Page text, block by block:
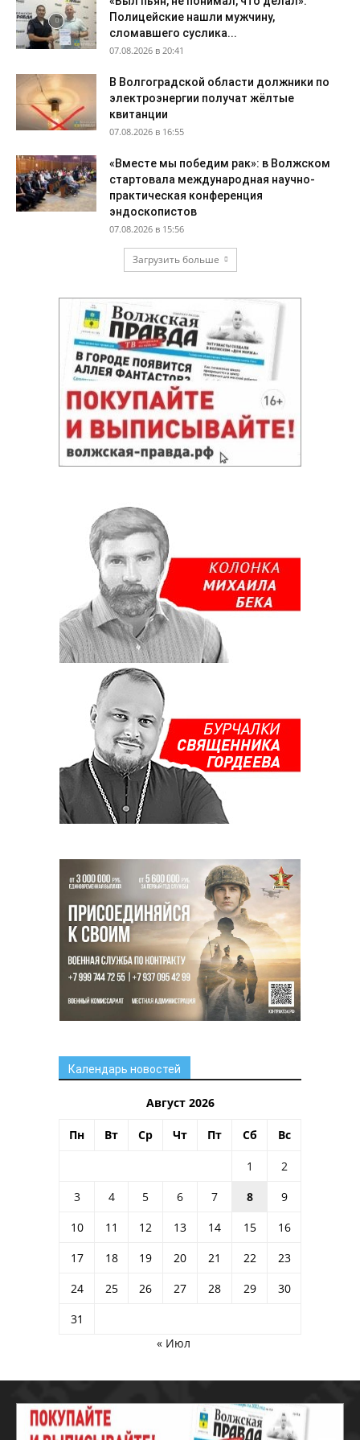
Полицейские нашли мужчину,
сломавшего суслика...
07.08.2026 в 20:41
В Волгоградской области должники по
электроэнергии получат жёлтые
квитанции
07.08.2026 в 16:55
«Вместе мы победим рак»: в Волжском
стартовала международная научно-
практическая конференция
эндоскопистов
07.08.2026 в 15:56
Загрузить больше
Календарь новостей
Август 2026
Пн Вт Ср Чт Пт Сб Вс
1
2
3
4 5 6 7 8
9
10
11 12 13 14 15
16
17
18 19 20 21 22
23
24
25 26 27 28 29
30
31
« Июл